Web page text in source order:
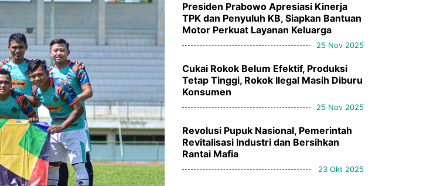
Presiden Prabowo Apresiasi Kinerja
TPK dan Penyuluh KB, Siapkan Bantuan
Motor Perkuat Layanan Keluarga
25 Nov 2025
Cukai Rokok Belum Efektif, Produksi
Tetap Tinggi, Rokok Ilegal Masih Diburu
Konsumen
25 Nov 2025
Revolusi Pupuk Nasional, Pemerintah
Revitalisasi Industri dan Bersihkan
Rantai Mafia
23 Okt 2025